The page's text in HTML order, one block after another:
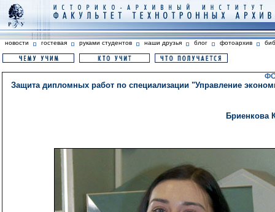
новости гостевая руками студентов наши друзья блог фотоархив
Защита дипломных работ по специализации "Управление
Бриенкова